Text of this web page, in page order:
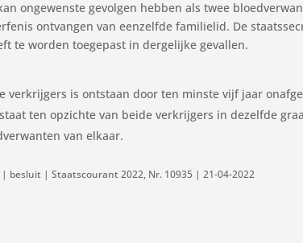
ongewenste gevolgen hebben als twee
ontvangen van eenzelfde familielid. De
te worden toegepast in dergelijke gevallen.
verkrijgers is ontstaan door ten minste vijf jaar
ten opzichte van beide verkrijgers in dezelfde
van elkaar.
besluit | Staatscourant 2022, Nr. 10935 | 21-04-2022